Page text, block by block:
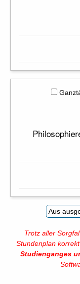
Trotz aller
Stundenplan korrekt
Studienganges